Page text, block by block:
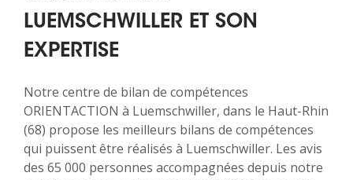
LUEMSCHWILLER ET SON
EXPERTISE
Notre centre de bilan de compétences
ORIENTACTION à Luemschwiller, dans le Haut-Rhin
(68) propose les meilleurs bilans de compétences
qui puissent être réalisés à Luemschwiller. Les avis
des 65 000 personnes accompagnées depuis notre